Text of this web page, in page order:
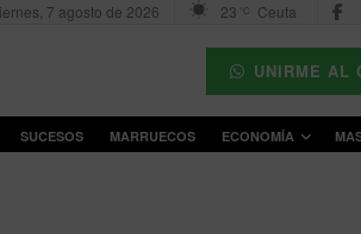
7 agosto de 2026 23 °C Ceuta
UNIRME AL
SUCESOS MARRUECOS ECONOMÍA